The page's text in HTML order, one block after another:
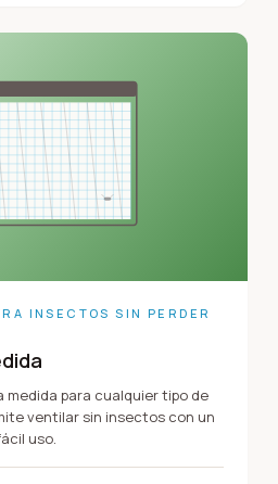
INSECTOS SIN PERDER
medida para cualquier tipo de
ventilar sin insectos con un
uso.